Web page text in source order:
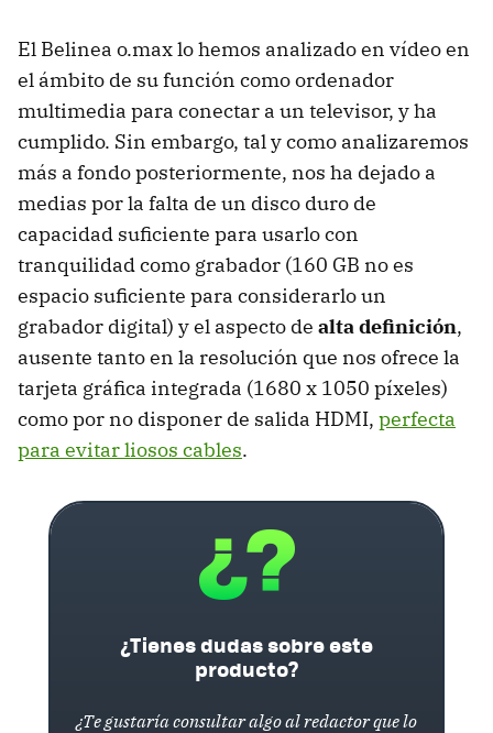
El Belinea o.max lo hemos analizado en vídeo en
el ámbito de su función como ordenador
multimedia para conectar a un televisor, y ha
cumplido. Sin embargo, tal y como analizaremos
más a fondo posteriormente, nos ha dejado a
medias por la falta de un disco duro de
capacidad suficiente para usarlo con
tranquilidad como grabador (160 GB no es
espacio suficiente para considerarlo un
grabador digital) y el aspecto de alta definición,
ausente tanto en la resolución que nos ofrece la
tarjeta gráfica integrada (1680 x 1050 píxeles)
como por no disponer de salida HDMI, perfecta
para evitar liosos cables.
¿Tienes dudas sobre este
producto?
¿Te gustaría consultar algo al redactor que lo